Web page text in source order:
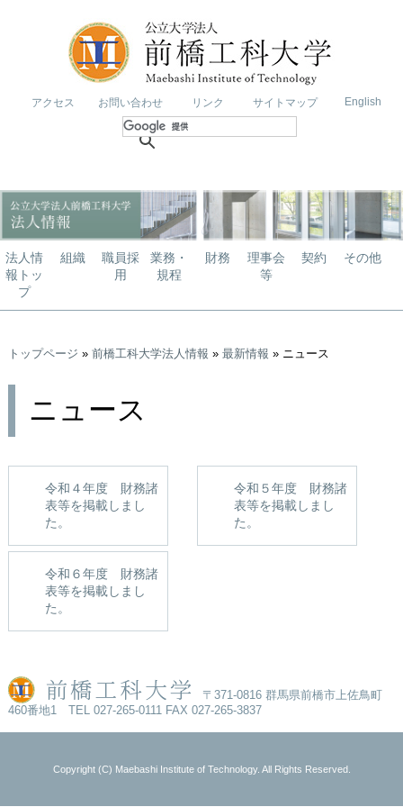
アクセス お問い合わせ リンク サイトマップ English
法人情
報トッ
プ
組織
職員採
用
業務・
規程
財務
理事会
等
契約 その他
トップページ » 前橋工科大学法人情報 » 最新情報 » ニュース
ニュース
令和４年度 財務諸
表等を掲載しまし
た。
令和５年度 財務諸
表等を掲載しまし
た。
令和６年度 財務諸
表等を掲載しまし
た。
〒371-0816 群馬県前橋市上佐鳥町
460番地1 TEL 027-265-0111 FAX 027-265-3837
Copyright (C) Maebashi Institute of Technology. All Rights Reserved.